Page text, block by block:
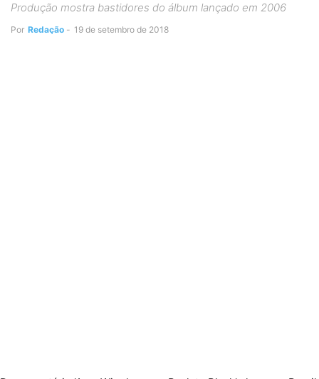
Produção mostra bastidores do álbum lançado em 2006
Por Redação - 19 de setembro de 2018